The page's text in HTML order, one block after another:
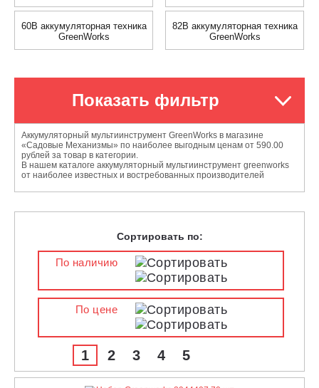
60В аккумуляторная техника
GreenWorks
82В аккумуляторная техника
GreenWorks
Показать фильтр
Аккумуляторный мультиинструмент GreenWorks в магазине
«Садовые Механизмы» по наиболее выгодным ценам от 590.00
рублей за товар в категории.
В нашем каталоге аккумуляторный мультиинструмент greenworks
от наиболее известных и востребованных производителей
Сортировать по:
По наличию
По цене
1 2 3 4 5